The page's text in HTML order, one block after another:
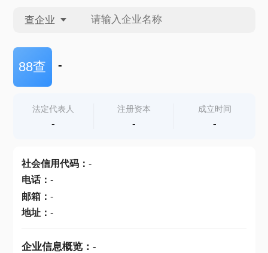
查企业
查企业
查产地
88查 -
法定代表人
-
注册资本
-
成立时间
-
社会信用代码： -
电话： -
邮箱： -
地址： -
企业信息概览： -